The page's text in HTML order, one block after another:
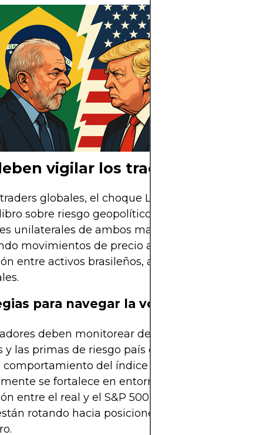
vigilar los traders
globales, el choque Lula-Trump
sobre riesgo geopolítico en los mercados. Las
unilaterales de ambos mandatarios ya están
movimientos de precio abruptos y cambios
entre activos brasileños, agrícolas y metales
para navegar la volatilidad
deben monitorear de cerca los spreads
y las primas de riesgo país de Brasil. También
del índice dólar (DXY), que
se fortalece en entornos de conflicto
entre el real y el S&P 500 ha cambiado, y
rotando hacia posiciones defensivas en oro